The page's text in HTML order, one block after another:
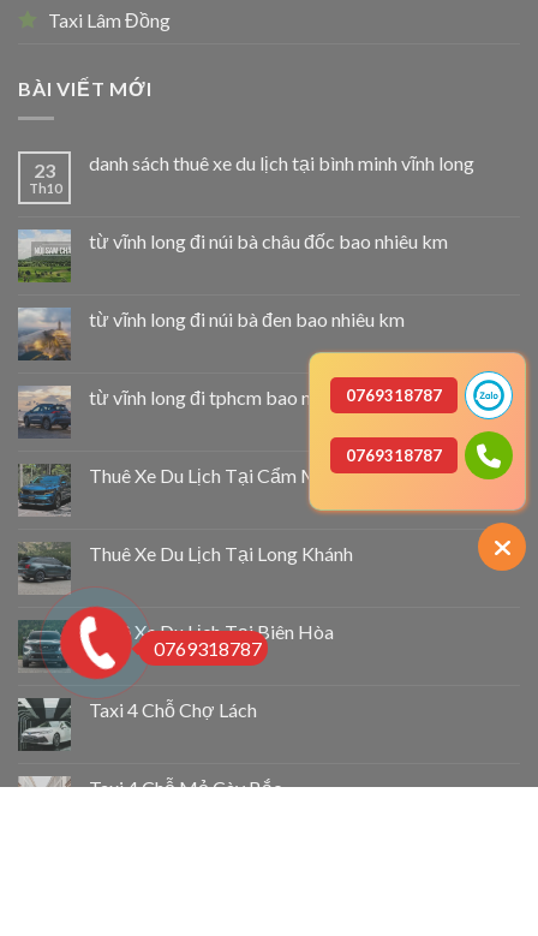
Taxi Lâm Đồng
BÀI VIẾT MỚI
23
Th10
danh sách thuê xe du lịch tại bình minh vĩnh long
từ vĩnh long đi núi bà châu đốc bao nhiêu km
từ vĩnh long đi núi bà đen bao nhiêu km
từ vĩnh long đi tphcm bao nhiêu km
Thuê Xe Du Lịch Tại Cẩm Mỹ
Thuê Xe Du Lịch Tại Long Khánh
Thuê Xe Du Lịch Tại Biên Hòa
Taxi 4 Chỗ Chợ Lách
Taxi 4 Chỗ Mỏ Cày Bắc
0769318787
0769318787
0769318787